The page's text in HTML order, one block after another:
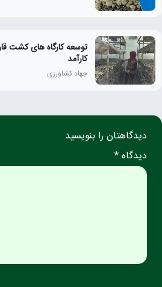
توسعه کارگاه های کشت
كارآمد
جهاد کشاورزی
دیدگاهتان را بنویسید
دیدگاه *